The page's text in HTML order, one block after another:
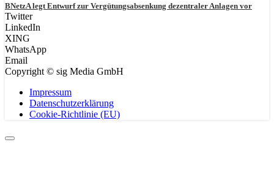
BNetzA legt Entwurf zur Vergütungsabsenkung dezentraler Anlagen vor
Twitter
LinkedIn
XING
WhatsApp
Email
Copyright © sig Media GmbH
Impressum
Datenschutzerklärung
Cookie-Richtlinie (EU)